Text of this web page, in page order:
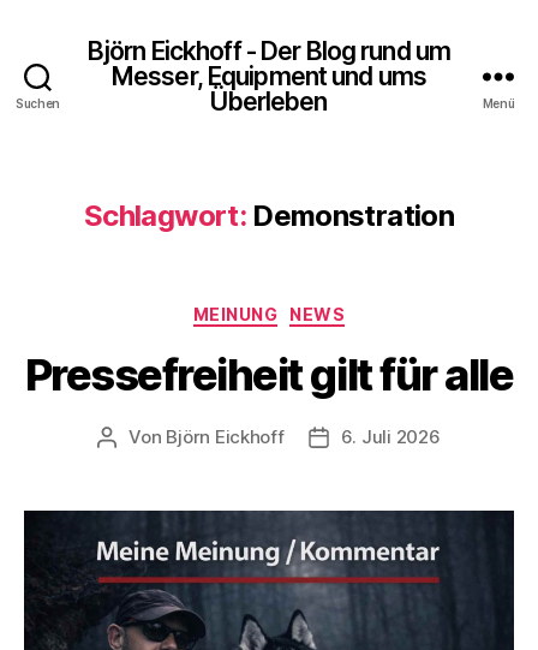
Suchen
Björn Eickhoff - Der Blog rund um
Messer, Equipment und ums
Überleben
Menü
Schlagwort: Demonstration
Kategorien
MEINUNG NEWS
Pressefreiheit gilt für alle
Beitragsautor
Von Björn Eickhoff Veröffentlichungsdatum
6. Juli 2026